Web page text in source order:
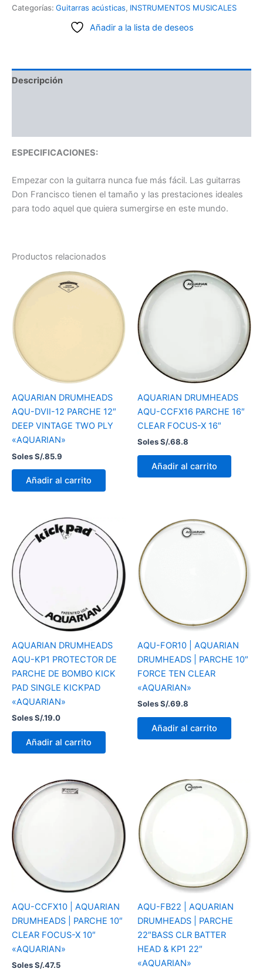
Categorías: Guitarras acústicas, INSTRUMENTOS MUSICALES
Añadir a la lista de deseos
Descripción
ESPECIFICACIONES:
Empezar con la guitarra nunca fue más fácil. Las guitarras
Don Francisco tienen el tamaño y las prestaciones ideales
para todo aquel que quiera sumergirse en este mundo.
Productos relacionados
AQUARIAN DRUMHEADS
AQU-DVII-12 PARCHE 12″
DEEP VINTAGE TWO PLY
«AQUARIAN»
Soles S/.85.9
Añadir al carrito
AQUARIAN DRUMHEADS
AQU-CCFX16 PARCHE 16″
CLEAR FOCUS-X 16″
Soles S/.68.8
Añadir al carrito
AQUARIAN DRUMHEADS
AQU-KP1 PROTECTOR DE
PARCHE DE BOMBO KICK
PAD SINGLE KICKPAD
«AQUARIAN»
Soles S/.19.0
Añadir al carrito
AQU-FOR10 | AQUARIAN
DRUMHEADS | PARCHE 10″
FORCE TEN CLEAR
«AQUARIAN»
Soles S/.69.8
Añadir al carrito
AQU-CCFX10 | AQUARIAN
DRUMHEADS | PARCHE 10″
CLEAR FOCUS-X 10″
«AQUARIAN»
Soles S/.47.5
AQU-FB22 | AQUARIAN
DRUMHEADS | PARCHE
22″BASS CLR BATTER
HEAD & KP1 22″
«AQUARIAN»